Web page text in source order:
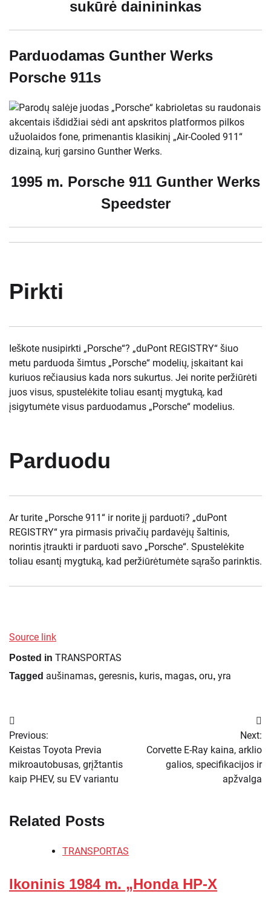
sukūrė dainininkas
Parduodamas Gunther Werks
Porsche 911s
1995 m. Porsche 911 Gunther Werks
Speedster
Pirkti
Ieškote nusipirkti „Porsche“? „duPont REGISTRY“ šiuo
metu parduoda šimtus „Porsche“ modelių, įskaitant kai
kuriuos rečiausius kada nors sukurtus. Jei norite peržiūrėti
juos visus, spustelėkite toliau esantį mygtuką, kad
įsigytumėte visus parduodamus „Porsche“ modelius.
Parduodu
Ar turite „Porsche 911“ ir norite jį parduoti? „duPont
REGISTRY“ yra pirmasis privačių pardavėjų šaltinis,
norintis įtraukti ir parduoti savo „Porsche“. Spustelėkite
toliau esantį mygtuką, kad peržiūrėtumėte sąrašo parinktis.
Source link
Posted in TRANSPORTAS
Tagged aušinamas, geresnis, kuris, magas, oru, yra
Navigacija
tarp
įrašų
Previous:
Keistas Toyota Previa
mikroautobusas, grįžtantis
kaip PHEV, su EV variantu
Next:
Corvette E-Ray kaina, arklio
galios, specifikacijos ir
apžvalga
Related Posts
TRANSPORTAS
Ikoninis 1984 m. „Honda HP-X